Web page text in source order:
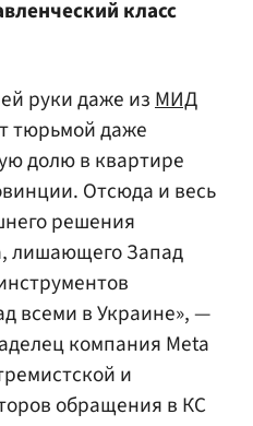
класс
руки даже изМИД
тюрьмой даже
долю в квартире
Отсюда и весь
решения
лишающего Запад
всеми в Украине», —
компания Meta
и
обращения в КС